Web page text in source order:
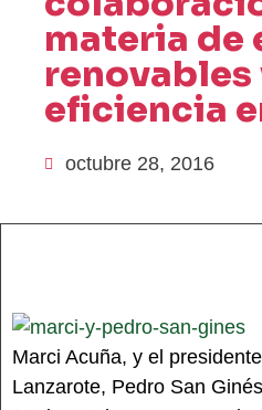
materia de
renovables
eficiencia
octubre 28, 2016
Marci Acuña, y el
Lanzarote, Pedro San